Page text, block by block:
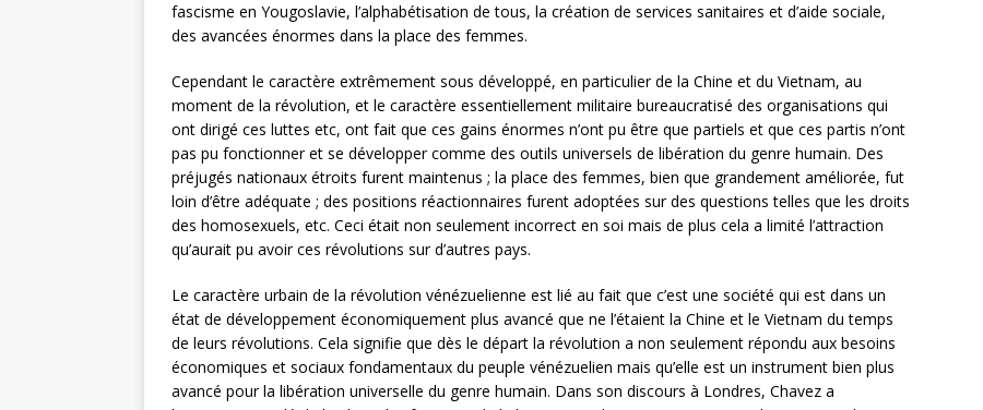
fascisme en Yougoslavie, l’alphabétisation de tous, la création de services sanitaires et d’aide sociale,
des avancées énormes dans la place des femmes.
Cependant le caractère extrêmement sous développé, en particulier de la Chine et du Vietnam, au
moment de la révolution, et le caractère essentiellement militaire bureaucratisé des organisations qui
ont dirigé ces luttes etc, ont fait que ces gains énormes n’ont pu être que partiels et que ces partis n’ont
pas pu fonctionner et se développer comme des outils universels de libération du genre humain. Des
préjugés nationaux étroits furent maintenus ; la place des femmes, bien que grandement améliorée, fut
loin d’être adéquate ; des positions réactionnaires furent adoptées sur des questions telles que les droits
des homosexuels, etc. Ceci était non seulement incorrect en soi mais de plus cela a limité l’attraction
qu’aurait pu avoir ces révolutions sur d’autres pays.
Le caractère urbain de la révolution vénézuelienne est lié au fait que c’est une société qui est dans un
état de développement économiquement plus avancé que ne l’étaient la Chine et le Vietnam du temps
de leurs révolutions. Cela signifie que dès le départ la révolution a non seulement répondu aux besoins
économiques et sociaux fondamentaux du peuple vénézuelien mais qu’elle est un instrument bien plus
avancé pour la libération universelle du genre humain. Dans son discours à Londres, Chavez a